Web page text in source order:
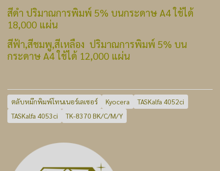
สีดำ ปริมาณการพิมพ์ 5% บนกระดาษ A4 ใช้ได้
18,000 แผ่น
สีฟ้า,สีชมพู,สีเหลือง ปริมาณการพิมพ์ 5% บน
กระดาษ A4 ใช้ได้ 12,000 แผ่น
ตลับหมึกพิมพ์โทนเนอร์เลเซอร์ Kyocera
TASKalfa 4052ci
TASKalfa 4053ci
TK-8370 BK/C/M/Y